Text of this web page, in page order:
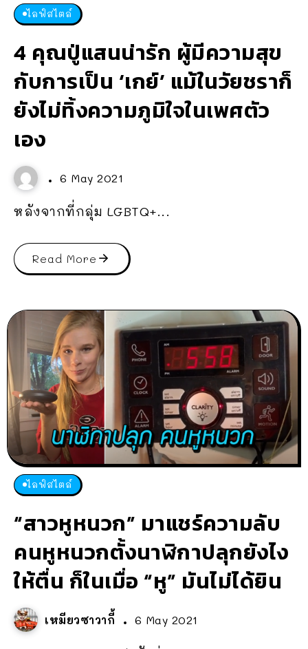
ไลฟ์สไตล์
4 คุณปู่แสนน่ารัก ผู้มีความสุข
กับการเป็น ‘เกย์’ แม้ในวัยชราก็
ยังไม่ทิ้งความภูมิใจในเพศตัว
เอง
6 May 2021
หลังจากที่กลุ่ม LGBTQ+...
Read More
ไลฟ์สไตล์
“สาวหูหนวก” มาแชร์ความลับ
คนหูหนวกตั้งนาฬิกาปลุกยังไง
ให้ตื่น ก็ในเมื่อ “หู” มันไม่ได้ยิน
เหมียวซาวากี้ 6 May 2021